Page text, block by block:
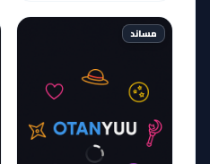
مساند